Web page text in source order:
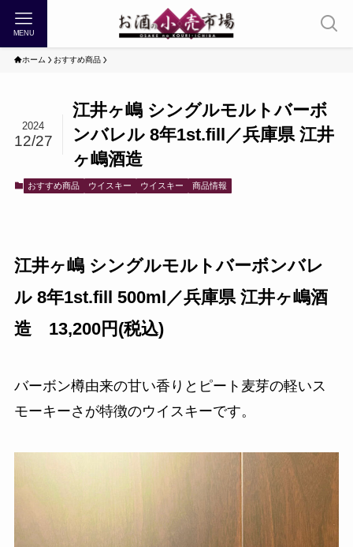
MENU
ホーム おすすめ商品
江井ヶ嶋 シングルモルトバーボ
ンバレル 8年1st.fill／兵庫県 江井
ヶ嶋酒造
2024
12/27
おすすめ商品 ウイスキー ウイスキー 商品情報
江井ヶ嶋 シングルモルトバーボンバレ
ル 8年1st.fill 500ml／兵庫県 江井ヶ嶋酒
造 13,200円(税込)
バーボン樽由来の甘い香りとピート麦芽の軽いス
モーキーさが特徴のウイスキーです。